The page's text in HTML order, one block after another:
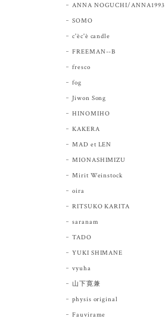
ANNA NOGUCHI/ANNA1993
SOMO
c'èc'è candle
FREEMAN--B
fresco
fog
Jiwon Song
HINOMIHO
KAKERA
MAD et LEN
MIONASHIMIZU
Mirit Weinstock
oira
RITSUKO KARITA
saranam
TADO
YUKI SHIMANE
vyuha
山下寛兼
physis original
Fauvirame